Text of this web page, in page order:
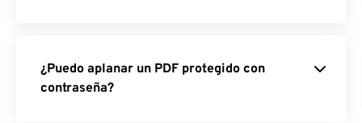
¿Puedo aplanar un PDF protegido con
contraseña?